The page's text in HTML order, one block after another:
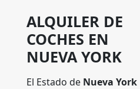
ALQUILER DE
COCHES EN
NUEVA YORK
El Estado de Nueva York